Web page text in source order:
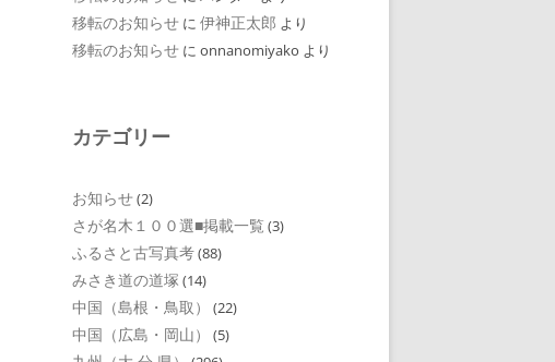
移転のお知らせ に 伊神正太郎 より
移転のお知らせ に onnanomiyako より
カテゴリー
お知らせ(2)
さが名木１００選■掲載一覧 (3)
ふるさと古写真考(88)
みさき道の道塚 (14)
中国（島根・鳥取） (22)
中国（広島・岡山） (5)